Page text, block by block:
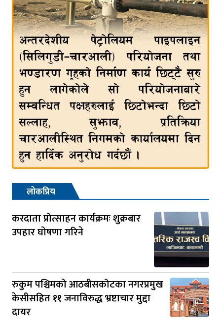
लोकप्रिय
करदाता प्रोत्साहन कार्यक्रमः शुक्रबार
उपहार घोषणा गरिने
रुकुम पश्चिमको आठबीसकोटका नगरप्रमुख
केसीसहित ११ जनाविरुद्ध भ्रष्टाचार मुद्दा
दायर